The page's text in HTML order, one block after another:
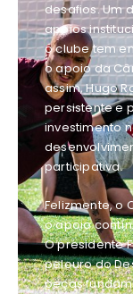
desafios. Um
apoios
o clube tem
o apoio da
assim, Hugo
persistente e
investimento
participativa.
Felizmente, o
o apoio
O presidente
pelouro do
peças